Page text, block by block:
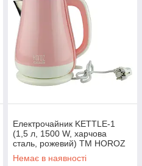
Електрочайник KETTLE-1
(1,5 л, 1500 W, харчова
сталь, рожевий) ТМ HOROZ
ELECTRIC
Немає в наявності